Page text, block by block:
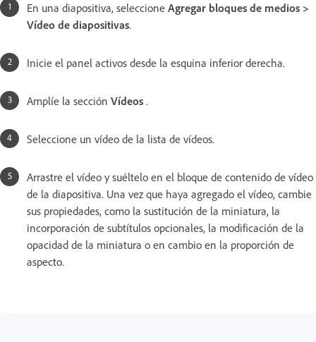
En una diapositiva, seleccione Agregar bloques de medios >
Vídeo de diapositivas.
Inicie el panel activos desde la esquina inferior derecha.
Amplíe la sección Vídeos .
Seleccione un vídeo de la lista de vídeos.
Arrastre el vídeo y suéltelo en el bloque de contenido de vídeo
de la diapositiva. Una vez que haya agregado el vídeo, cambie
sus propiedades, como la sustitución de la miniatura, la
incorporación de subtítulos opcionales, la modificación de la
opacidad de la miniatura o en cambio en la proporción de
aspecto.